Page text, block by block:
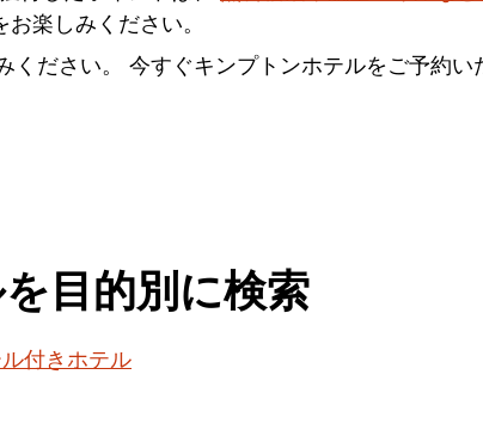
楽しみください。
ださい。 今すぐキンプトンホテルをご予約い
目的別に検索
付きホテル